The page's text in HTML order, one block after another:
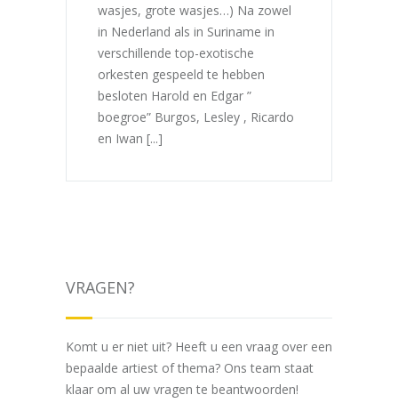
wasjes, grote wasjes…) Na zowel
in Nederland als in Suriname in
verschillende top-exotische
orkesten gespeeld te hebben
besloten Harold en Edgar ”
boegroe” Burgos, Lesley , Ricardo
en Iwan [...]
VRAGEN?
Komt u er niet uit? Heeft u een vraag over een
bepaalde artiest of thema? Ons team staat
klaar om al uw vragen te beantwoorden!